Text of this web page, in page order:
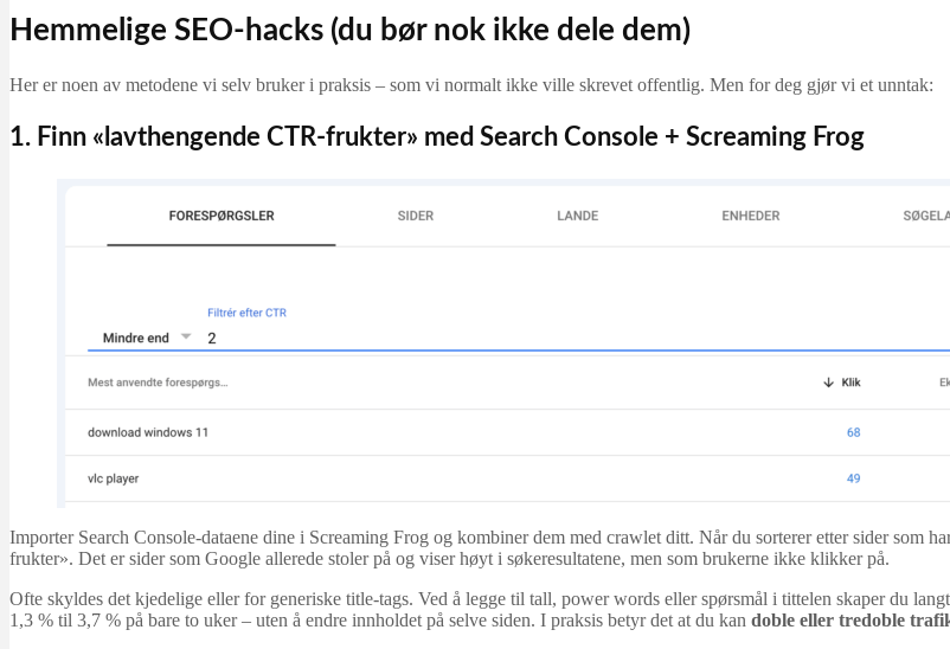
Hemmelige SEO-hacks (du bør nok ikke dele dem)
Her er noen av metodene vi selv bruker i praksis – som vi normalt ikke ville skrevet offentlig. Men for deg gjør vi et unntak:
1. Finn «lavthengende CTR-frukter» med Search Console + Screaming Frog
Importer Search Console-dataene dine i Screaming Frog og kombiner dem med crawlet ditt. Når du sorterer etter sider som
frukter». Det er sider som Google allerede stoler på og viser høyt i søkeresultatene, men som brukerne ikke klikker på.
Ofte skyldes det kjedelige eller for generiske title-tags. Ved å legge til tall, power words eller spørsmål i tittelen skaper du
1,3 % til 3,7 % på bare to uker – uten å endre innholdet på selve siden. I praksis betyr det at du kan doble eller tredoble